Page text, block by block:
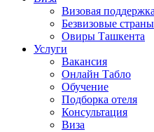
Визовая поддержка
Безвизовые страны
Овиры Ташкента
Услуги
Вакансия
Онлайн Табло
Обучение
Подборка отеля
Консультация
Виза